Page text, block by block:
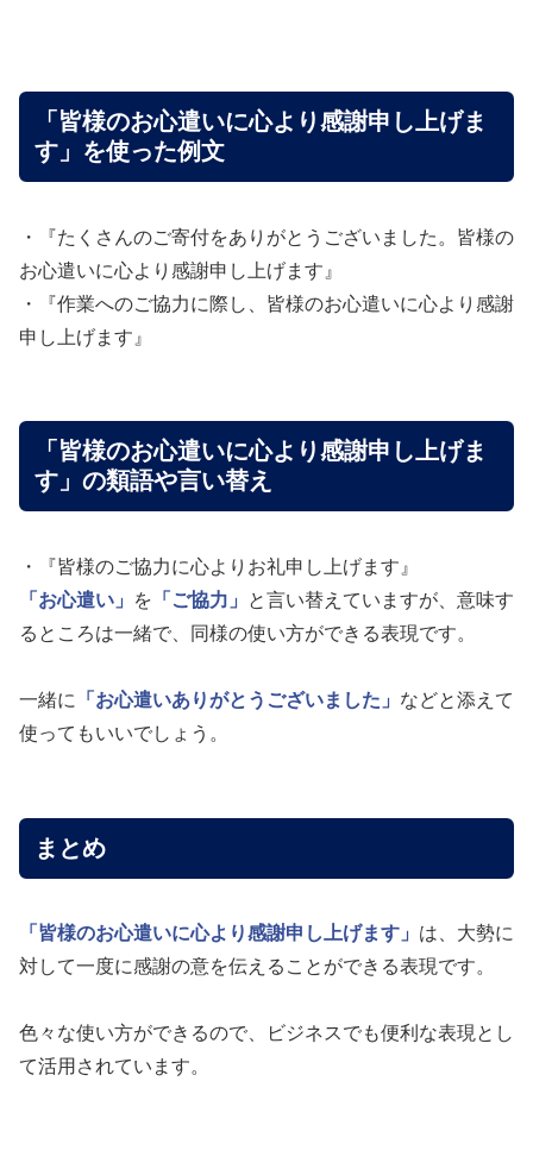
「皆様のお心遣いに心より感謝申し上げま
す」を使った例文
・『たくさんのご寄付をありがとうございました。皆様の
お心遣いに心より感謝申し上げます』
・『作業へのご協力に際し、皆様のお心遣いに心より感謝
申し上げます』
「皆様のお心遣いに心より感謝申し上げま
す」の類語や言い替え
・『皆様のご協力に心よりお礼申し上げます』
「お心遣い」
を 「ご協力」
と言い替えていますが、意味す
るところは一緒で、同様の使い方ができる表現です。
一緒に 「お心遣いありがとうございました」 などと添えて
使ってもいいでしょう。
まとめ
「皆様のお心遣いに心より感謝申し上げます」 は、大勢に
対して一度に感謝の意を伝えることができる表現です。
色々な使い方ができるので、ビジネスでも便利な表現とし
て活用されています。